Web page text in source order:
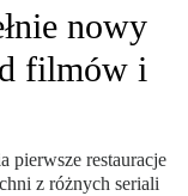
nowy
filmów i
pierwsze restauracje
z różnych seriali